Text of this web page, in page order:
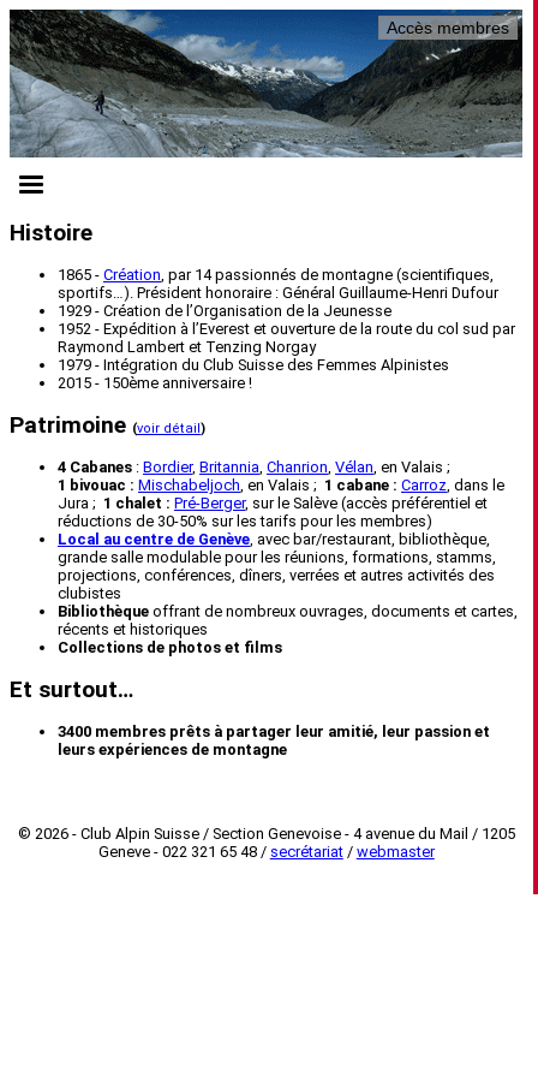
Accès membres
Histoire
1865 - Création , par 14 passionnés de montagne (scientifiques,
sportifs…). Président honoraire : Général Guillaume-Henri Dufour
1929 - Création de l’Organisation de la Jeunesse
1952 - Expédition à l’Everest et ouverture de la route du col sud par
Raymond Lambert et Tenzing Norgay
1979 - Intégration du Club Suisse des Femmes Alpinistes
2015 - 150ème anniversaire !
Patrimoine (voir détail)
4 Cabanes : Bordier, Britannia Chanrion Vélan , en Valais ;
1 bivouac : Mischabeljoch , en Valais ; 1 cabane : Carroz , dans le
Jura ; 1 chalet : Pré-Berger, sur le Salève (accès préférentiel et
réductions de 30-50% sur les tarifs pour les membres)
Local au centre de Genève , avec bar/restaurant, bibliothèque,
grande salle modulable pour les réunions, formations, stamms,
projections, conférences, dîners, verrées et autres activités des
clubistes
Bibliothèque offrant de nombreux ouvrages, documents et cartes,
récents et historiques
Collections de photos et films
Et surtout…
3400 membres prêts à partager leur amitié, leur passion et
leurs expériences de montagne
© 2026 - Club Alpin Suisse / Section Genevoise - 4 avenue du Mail / 1205
Geneve - 022 321 65 48 / secrétariat/ webmaster